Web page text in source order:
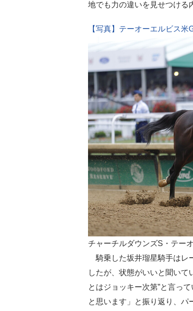
地でも力の違いを見せつける
【写真】テーオーエルビス米
チャーチルダウンズS・テー
騎乗した坂井瑠星騎手はレ
したが、状態がいいと聞いて
とはジョッキー次第”と言っ
と思います」と振り返り、パ